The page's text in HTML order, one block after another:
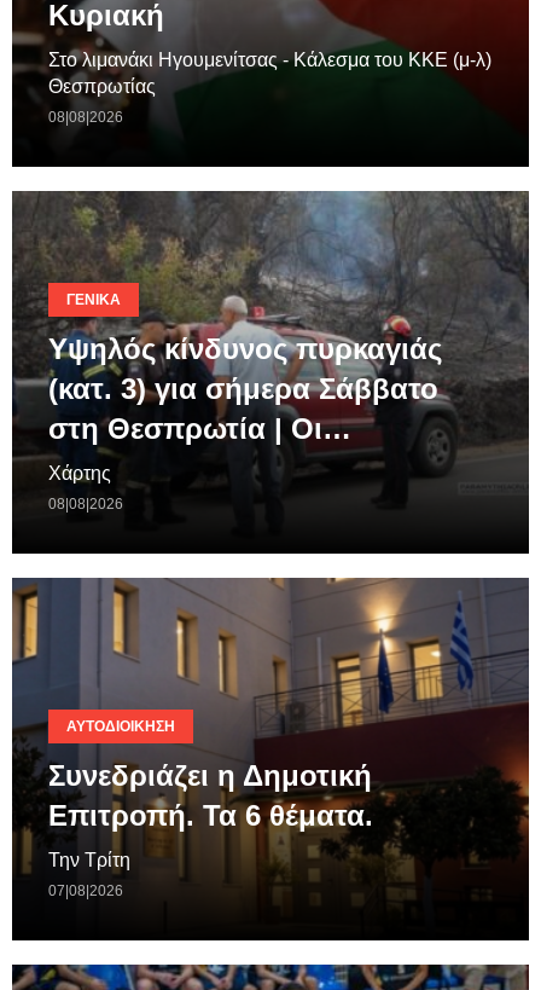
Κυριακή
Στο λιμανάκι Ηγουμενίτσας - Κάλεσμα του ΚΚΕ (μ-λ)
Θεσπρωτίας
08|08|2026
ΓΕΝΙΚΆ
Υψηλός κίνδυνος πυρκαγιάς
(κατ. 3) για σήμερα Σάββατο
στη Θεσπρωτία | Οι…
Χάρτης
08|08|2026
ΑΥΤΟΔΙΟΊΚΗΣΗ
Συνεδριάζει η Δημοτική
Επιτροπή. Τα 6 θέματα.
Την Τρίτη
07|08|2026